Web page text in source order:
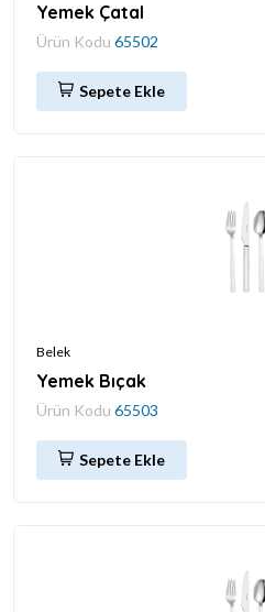
Yemek Çatal
Ürün Kodu 65502
Sepete Ekle
Belek
Yemek Bıçak
Ürün Kodu 65503
Sepete Ekle